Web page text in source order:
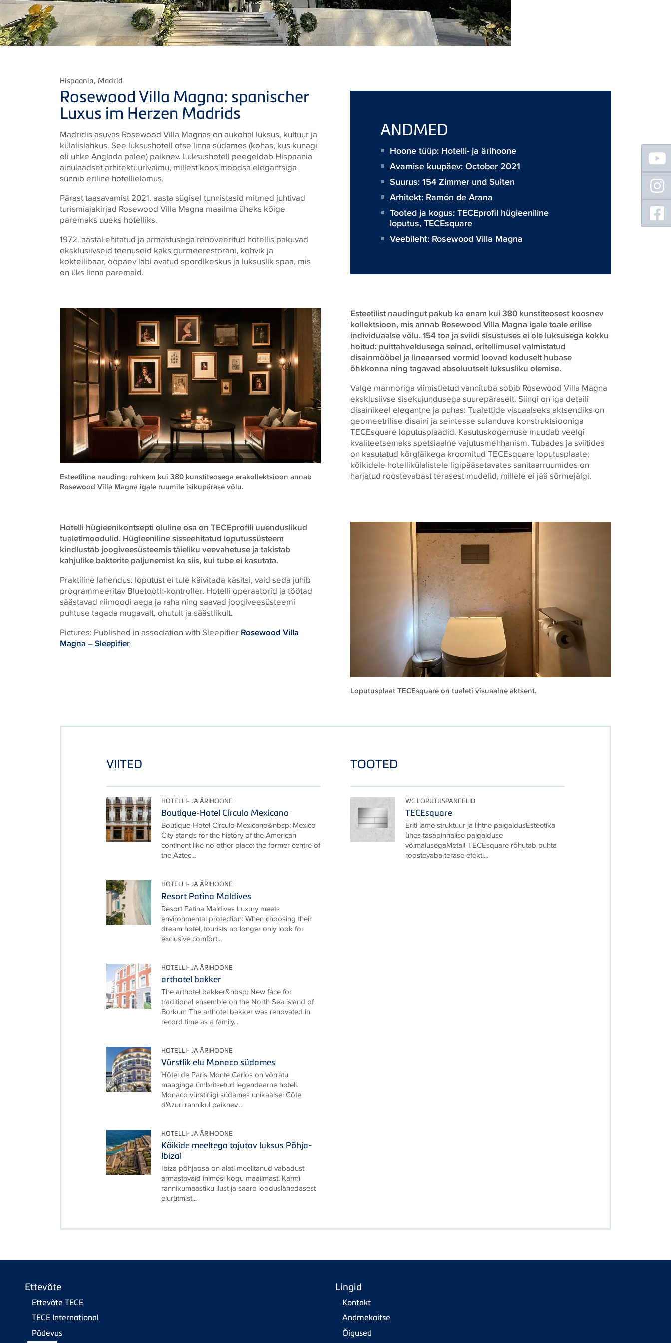
Hispaania, Madrid
Rosewood Villa Magna: spanischer
Luxus im Herzen Madrids
Madridis asuvas Rosewood Villa Magnas on aukohal luksus, kultuur ja
külalislahkus. See luksushotell otse linna südames (kohas, kus kunagi
oli uhke Anglada palee) paiknev. Luksushotell peegeldab Hispaania
ainulaadset arhitektuurivaimu, millest koos moodsa elegantsiga
sünnib eriline hotellielamus.
Pärast taasavamist 2021. aasta sügisel tunnistasid mitmed juhtivad
turismiajakirjad Rosewood Villa Magna maailma üheks kõige
paremaks uueks hotelliks.
1972. aastal ehitatud ja armastusega renoveeritud hotellis pakuvad
eksklusiivseid teenuseid kaks gurmeerestorani, kohvik ja
kokteilibaar, ööpäev läbi avatud spordikeskus ja luksuslik spaa, mis
on üks linna paremaid.
ANDMED
Hoone tüüp: Hotelli- ja ärihoone
Avamise kuupäev: October 2021
Suurus:154 Zimmer und Suiten
Arhitekt: Ramón de Arana
Tooted ja kogus:TECEprofil hügieeniline
loputus, TECEsquare
Veebileht: Rosewood Villa Magna
Esteetiline nauding: rohkem kui 380 kunstiteosega erakollektsioon annab
Rosewood Villa Magna igale ruumile isikupärase võlu.
Esteetilist naudingut pakub ka enam kui 380 kunstiteosest koosnev
kollektsioon, mis annab Rosewood Villa Magna igale toale erilise
individuaalse võlu. 154 toa ja sviidi sisustuses ei ole luksusega kokku
hoitud: puittahveldusega seinad, eritellimusel valmistatud
disainmööbel ja lineaarsed vormid loovad koduselt hubase
õhkkonna ning tagavad absoluutselt luksusliku olemise.
Valge marmoriga viimistletud vannituba sobib Rosewood Villa Magna
eksklusiivse sisekujundusega suurepäraselt. Siingi on iga detaili
disainikeel elegantne ja puhas: Tualettide visuaalseks aktsendiks on
geomeetrilise disaini ja seintesse sulanduva konstruktsiooniga
TECEsquare loputusplaadid. Kasutuskogemuse muudab veelgi
kvaliteetsemaks spetsiaalne vajutusmehhanism. Tubades ja sviitides
on kasutatud kõrgläikega kroomitud TECEsquare loputusplaate;
kõikidele hotellikülalistele ligipääsetavates sanitaarruumides on
harjatud roostevabast terasest mudelid, millele ei jää sõrmejälgi.
Hotelli hügieenikontsepti oluline osa on TECEprofili uuenduslikud
tualetimoodulid. Hügieeniline sisseehitatud loputussüsteem
kindlustab joogiveesüsteemis täieliku veevahetuse ja takistab
kahjulike bakterite paljunemist ka siis, kui tube ei kasutata.
Praktiline lahendus: loputust ei tule käivitada käsitsi, vaid seda juhib
programmeeritav Bluetooth-kontroller. Hotelli operaatorid ja töötad
säästavad niimoodi aega ja raha ning saavad joogiveesüsteemi
puhtuse tagada mugavalt, ohutult ja säästlikult.
Pictures: Published in association with Sleepifier Rosewood Villa
Magna – Sleepifier
Loputusplaat TECEsquare on tualeti visuaalne aktsent.
VIITED
HOTELLI- JA ÄRIHOONE
Boutique-Hotel Círculo Mexicano
Boutique-Hotel Círculo Mexicano&nbsp; Mexico
City stands for the history of the American
continent like no other place: the former centre of
the Aztec...
HOTELLI- JA ÄRIHOONE
Resort Patina Maldives
Resort Patina Maldives Luxury meets
environmental protection: When choosing their
dream hotel, tourists no longer only look for
exclusive comfort...
HOTELLI- JA ÄRIHOONE
arthotel bakker
The arthotel bakker&nbsp; New face for
traditional ensemble on the North Sea island of
Borkum The arthotel bakker was renovated in
record time as a family...
HOTELLI- JA ÄRIHOONE
Vürstlik elu Monaco südames
Hôtel de Paris Monte Carlos on võrratu
maagiaga ümbritsetud legendaarne hotell.
Monaco vürstiriigi südames unikaalsel Côte
d'Azuri rannikul paiknev...
HOTELLI- JA ÄRIHOONE
Kõikide meeltega tajutav luksus Põhja-
Ibizal
Ibiza põhjaosa on alati meelitanud vabadust
armastavaid inimesi kogu maailmast. Karmi
rannikumaastiku ilust ja saare looduslähedasest
elurütmist...
TOOTED
WC LOPUTUSPANEELID
TECEsquare
Eriti lame struktuur ja lihtne paigaldusEsteetika
ühes tasapinnalise paigalduse
võimalusegaMetall-TECEsquare rõhutab puhta
roostevaba terase efekti...
Ettevõte
Ettevõte TECE
TECE International
Pädevus
Lingid
Kontakt
Andmekaitse
Õigused
Floating